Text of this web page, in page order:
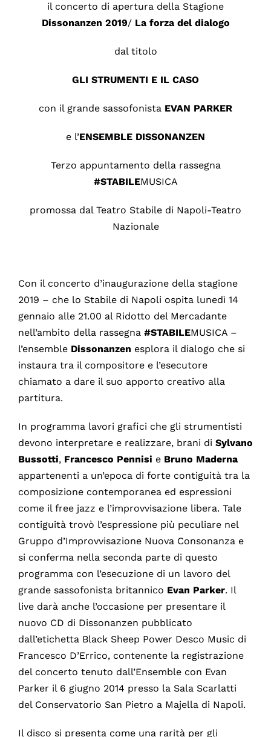
il concerto di apertura della Stagione
Dissonanzen 2019/ La forza del dialogo
dal titolo
GLI STRUMENTI E IL CASO
con il grande sassofonista EVAN PARKER
e l’ENSEMBLE DISSONANZEN
Terzo appuntamento della rassegna
#STABILEMUSICA
promossa dal Teatro Stabile di Napoli-Teatro
Nazionale
Con il concerto d’inaugurazione della stagione
2019 – che lo Stabile di Napoli ospita lunedì 14
gennaio alle 21.00 al Ridotto del Mercadante
nell’ambito della rassegna #STABILEMUSICA –
l’ensemble Dissonanzen esplora il dialogo che si
instaura tra il compositore e l’esecutore
chiamato a dare il suo apporto creativo alla
partitura.
In programma lavori grafici che gli strumentisti
devono interpretare e realizzare, brani di Sylvano
Bussotti, Francesco Pennisi e Bruno Maderna
appartenenti a un’epoca di forte contiguità tra la
composizione contemporanea ed espressioni
come il free jazz e l’improvvisazione libera. Tale
contiguità trovò l’espressione più peculiare nel
Gruppo d’Improvvisazione Nuova Consonanza e
si conferma nella seconda parte di questo
programma con l’esecuzione di un lavoro del
grande sassofonista britannico Evan Parker. Il
live darà anche l’occasione per presentare il
nuovo CD di Dissonanzen pubblicato
dall’etichetta Black Sheep Power Desco Music di
Francesco D’Errico, contenente la registrazione
del concerto tenuto dall’Ensemble con Evan
Parker il 6 giugno 2014 presso la Sala Scarlatti
del Conservatorio San Pietro a Majella di Napoli.
Il disco si presenta come una rarità per gli